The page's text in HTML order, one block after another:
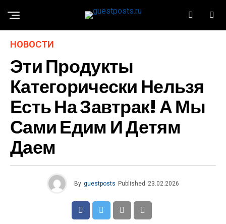
НОВОСТИ
Эти Продукты
Категорически Нельзя
Есть На Завтрак! А Мы
Сами Едим И Детям
Даем
By guestposts Published 23.02.2026